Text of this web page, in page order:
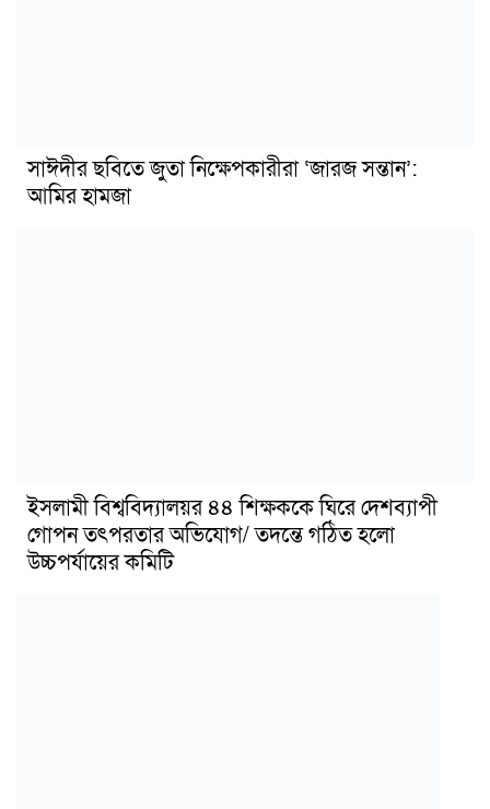
সাঈদীর ছবিতে জুতা নিক্ষেপকারীরা ‘জারজ সন্তান’:
আমির হামজা
ইসলামী বিশ্ববিদ্যালয়র ৪৪ শিক্ষককে ঘিরে দেশব্যাপী
গোপন তৎপরতার অভিযোগ/ তদন্তে গঠিত হলো
উচ্চপর্যায়ের কমিটি